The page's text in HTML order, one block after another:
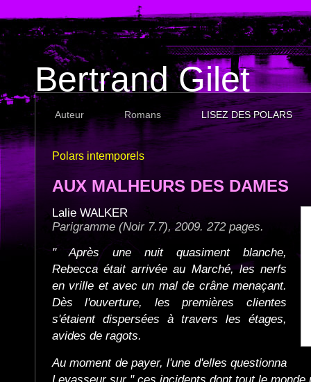
Bertrand Gilet
Auteur Romans LISEZ DES POLARS
Polars intemporels
AUX MALHEURS DES DAMES
Lalie WALKER
Parigramme (Noir 7.7), 2009. 272 pages.
" Après une nuit quasiment blanche,
Rebecca était arrivée au Marché, les nerfs
en vrille et avec un mal de crâne menaçant.
Dès l'ouverture, les premières clientes
s'étaient dispersées à travers les étages,
avides de ragots.
Au moment de payer, l'une d'elles questionna